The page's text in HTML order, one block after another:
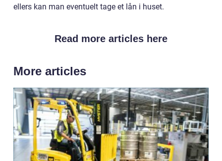
ellers kan man eventuelt tage et lån i huset.
Read more articles here
More articles